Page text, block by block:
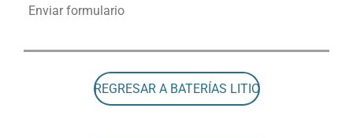
Enviar formulario
REGRESAR A BATERÍAS LITIO